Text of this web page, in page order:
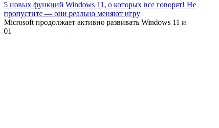
5 новых функций Windows 11, о которых все говорят! Не
пропустите — они реально меняют игру
Microsoft продолжает активно развивать Windows 11 и
01